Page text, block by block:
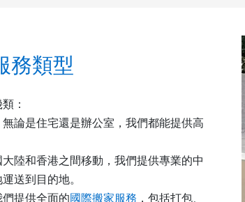
務類型
：
論是住宅還是辦公室，我們都能提供高
陸和香港之間移動，我們提供專業的中
送到目的地。
們提供全面的國際搬家服務 ，包括打包、